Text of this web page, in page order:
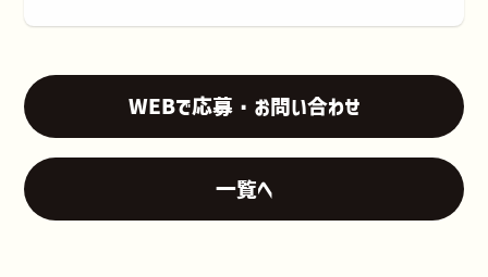
WEBで応募・お問い合わせ
一覧へ